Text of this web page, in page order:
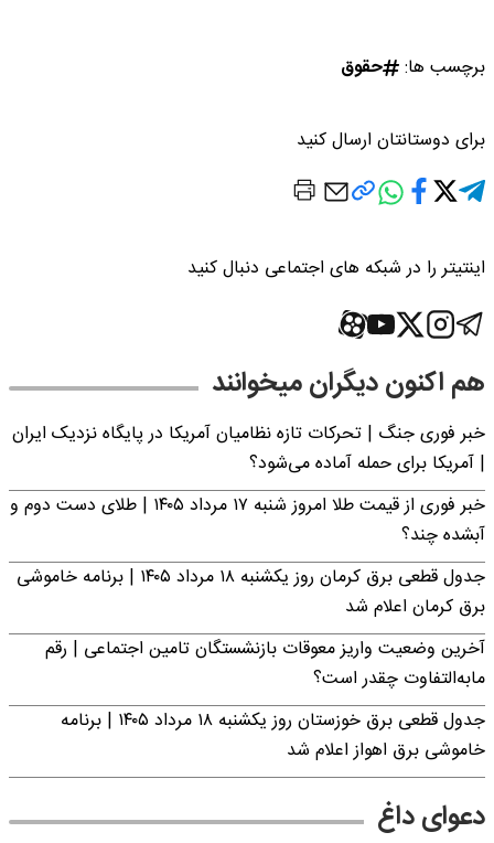
برچسب ها: حقوق
برای دوستانتان ارسال کنید
اینتیتر را در شبکه های اجتماعی دنبال کنید
هم اکنون دیگران میخوانند
خبر فوری جنگ | تحرکات تازه نظامیان آمریکا در پایگاه نزدیک ایران
| آمریکا برای حمله آماده می‌شود؟
خبر فوری از قیمت طلا امروز شنبه ۱۷ مرداد ۱۴۰۵ | طلای دست دوم و
آبشده چند؟
جدول قطعی برق کرمان روز یکشنبه ۱۸ مرداد ۱۴۰۵ | برنامه خاموشی
برق کرمان اعلام شد
آخرین وضعیت واریز معوقات بازنشستگان تامین اجتماعی | رقم
مابه‌التفاوت چقدر است؟
جدول قطعی برق خوزستان روز یکشنبه ۱۸ مرداد ۱۴۰۵ | برنامه
خاموشی برق اهواز اعلام شد
دعوای داغ